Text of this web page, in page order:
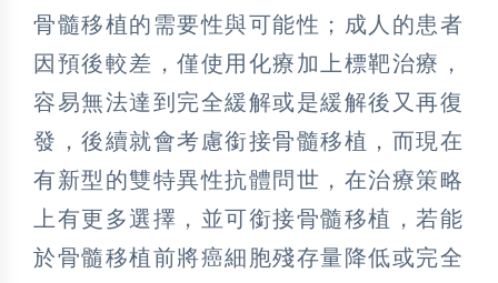
骨髓移植的需要性與可能性；成人的患者
因預後較差，僅使用化療加上標靶治療，
容易無法達到完全緩解或是緩解後又再復
發，後續就會考慮銜接骨髓移植，而現在
有新型的雙特異性抗體問世，在治療策略
上有更多選擇，並可銜接骨髓移植，若能
於骨髓移植前將癌細胞殘存量降低或完全